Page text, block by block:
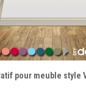
pour meuble style